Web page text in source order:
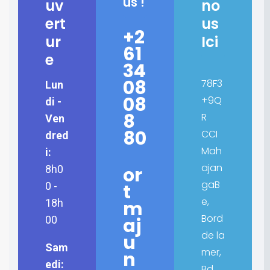
uv
ert
ur
e
Lun
di -
Ven
dred
i:
8h0
0 -
18h
00
Sam
edi:
+2
61
34
08
08
8
80
or
t
m
aj
u
n
no
us
Ici
78F3
+9Q
R
CCI
Mah
ajan
gaB
e,
Bord
de la
mer,